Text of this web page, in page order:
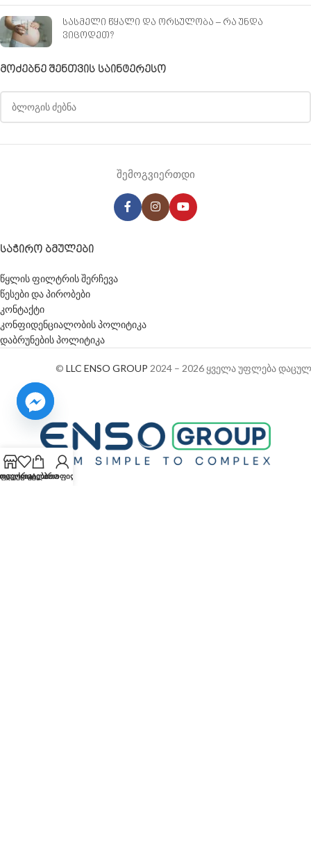
სასმელი წყალი და ორსულობა – რა უნდა
ვიცოდეთ?
ᲛᲝᲫᲔᲑᲜᲔ ᲨᲔᲜᲗᲕᲘᲡ ᲡᲐᲘᲜᲢᲔᲠᲔᲡᲝ
შემოგვიერთდი
ᲡᲐᲭᲘᲠᲝ ᲑᲛᲣᲚᲔᲑᲘ
წყლის ფილტრის შერჩევა
წესები და პირობები
კონტაქტი
კონფიდენციალობის პოლიტიკა
დაბრუნების პოლიტიკა
© LLC ENSO GROUP 2024 – 2026 ყველა უფლება
ფავორიტები
კალათაპროფილი